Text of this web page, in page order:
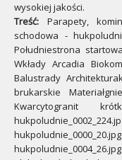
wysokiej jakości.
Treść: Parapety,
schodowa -
Południestrona
Wkłady Arcadia
Balustrady
brukarskie
Kwarcytogranit